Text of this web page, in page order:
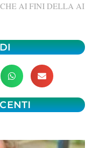
AI FINI DELLA AI